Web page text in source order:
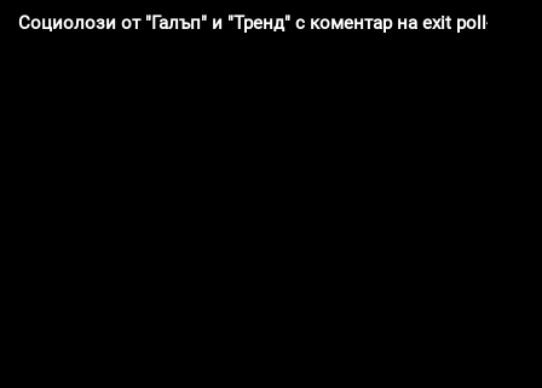
Социолози от "Галъп" и "Тренд" с коментар на exit poll-а